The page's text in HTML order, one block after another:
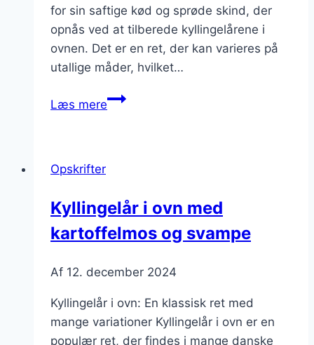
for sin saftige kød og sprøde skind, der
opnås ved at tilberede kyllingelårene i
ovnen. Det er en ret, der kan varieres på
utallige måder, hvilket…
Læs mereKyllingelår
kartofler
Opskrifter
Kyllingelår i ovn med
kartoffelmos og svampe
Af 12. december 2024
Kyllingelår i ovn: En klassisk ret med
mange variationer Kyllingelår i ovn er en
populær ret, der findes i mange danske